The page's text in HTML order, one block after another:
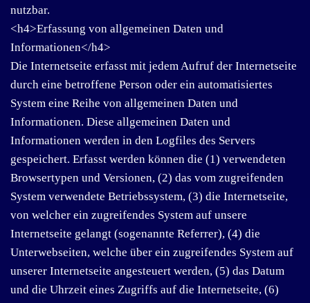
nutzbar.
<h4>Erfassung von allgemeinen Daten und
Informationen</h4>
Die Internetseite erfasst mit jedem Aufruf der Internetseite
durch eine betroffene Person oder ein automatisiertes
System eine Reihe von allgemeinen Daten und
Informationen. Diese allgemeinen Daten und
Informationen werden in den Logfiles des Servers
gespeichert. Erfasst werden können die (1) verwendeten
Browsertypen und Versionen, (2) das vom zugreifenden
System verwendete Betriebssystem, (3) die Internetseite,
von welcher ein zugreifendes System auf unsere
Internetseite gelangt (sogenannte Referrer), (4) die
Unterwebseiten, welche über ein zugreifendes System auf
unserer Internetseite angesteuert werden, (5) das Datum
und die Uhrzeit eines Zugriffs auf die Internetseite, (6)